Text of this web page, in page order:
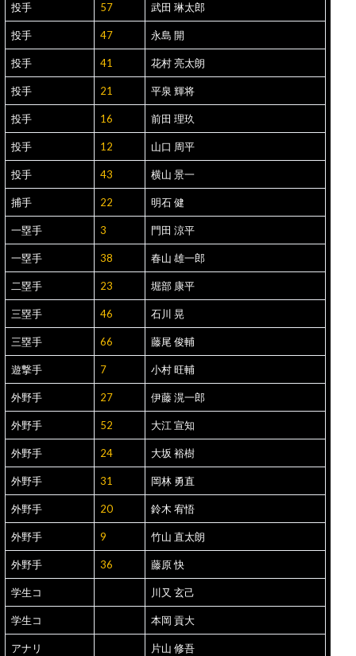
投手 57 武田 琳太郎
投手 47 永島 開
投手 41 花村 亮太朗
投手 21 平泉 輝将
投手 16 前田 理玖
投手 12 山口 周平
投手 43 横山 景一
捕手 22 明石 健
一塁手 3 門田 涼平
一塁手 38 春山 雄一郎
二塁手 23 堀部 康平
三塁手 46 石川 晃
三塁手 66 藤尾 俊輔
遊撃手 7 小村 旺輔
外野手 27 伊藤 滉一郎
外野手 52 大江 宣知
外野手 24 大坂 裕樹
外野手 31 岡林 勇直
外野手 20 鈴木 宥悟
外野手 9 竹山 直太朗
外野手 36 藤原 快
学生コ 川又 玄己
学生コ 本岡 貢大
アナリ 片山 修吾